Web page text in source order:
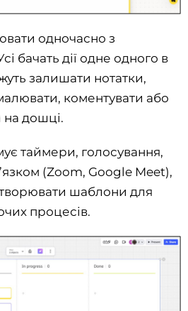
одночасно з
бачать дії одне одного в
залишати нотатки,
коментувати або
на дошці.
таймери, голосування,
(Zoom, Google Meet),
шаблони для
процесів.